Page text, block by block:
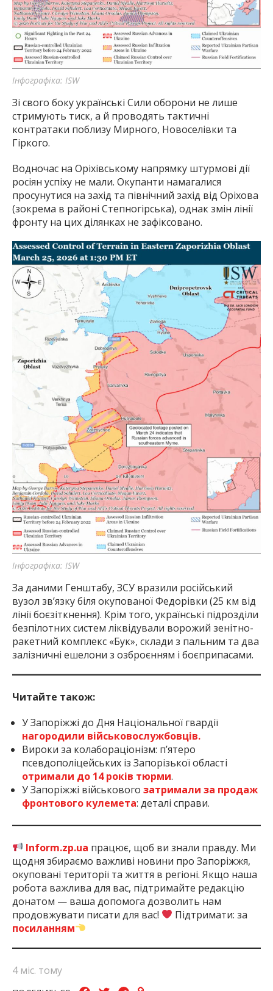
Інфографіка: ISW
Зі свого боку українські Сили оборони не лише
стримують тиск, а й проводять тактичні
контратаки поблизу Мирного, Новоселівки та
Гіркого.
Водночас на Оріхівському напрямку штурмові дії
росіян успіху не мали. Окупанти намагалися
просунутися на захід та північний захід від Оріхова
(зокрема в районі Степногірська), однак змін лінії
фронту на цих ділянках не зафіксовано.
Інфографіка: ISW
За даними Генштабу, ЗСУ вразили російський
вузол зв’язку біля окупованої Федорівки (25 км від
лінії боєзіткнення). Крім того, українські підрозділи
безпілотних систем ліквідували ворожий зенітно-
ракетний комплекс «Бук», склади з пальним та два
залізничні ешелони з озброєнням і боєприпасами.
Читайте також:
У Запоріжжі до Дня Національної гвардії
нагородили військовослужбовців.
Вироки за колабораціонізм: п’ятеро
псевдополіцейських із Запорізької області
отримали до 14 років тюрми.
У Запоріжжі військового затримали за продаж
фронтового кулемета: деталі справи.
Inform.zp.ua працює, щоб ви знали правду. Ми
щодня збираємо важливі новини про Запоріжжя,
окуповані території та життя в регіоні. Якщо наша
робота важлива для вас, підтримайте редакцію
донатом — ваша допомога дозволить нам
продовжувати писати для вас!
Підтримати: за
посиланням
4 міс. тому